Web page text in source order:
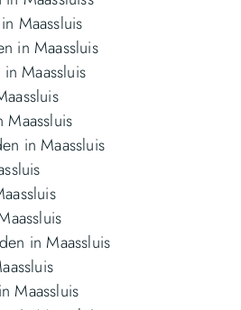
Maassluis
in Maassluis
Maassluis
in Maassluis
in Maassluis
Maassluis